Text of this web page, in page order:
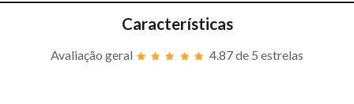
Características
Avaliação geral 4.87de 5 estrelas